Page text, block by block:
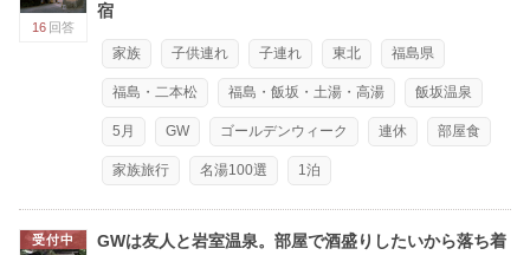
16 回答
宿
家族 子供連れ 子連れ 東北 福島県
福島・二本松 福島・飯坂・土湯・高湯 飯坂温泉
5月 GW ゴールデンウィーク 連休 部屋食
家族旅行 名湯100選 1泊
受付中
GWは友人と岩室温泉。部屋で酒盛りしたいから落ち着